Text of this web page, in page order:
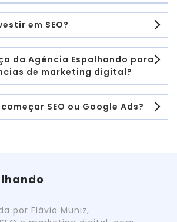
em SEO?
da Agência Espalhando para
de marketing digital?
SEO ou Google Ads?
por Flávio Muniz,